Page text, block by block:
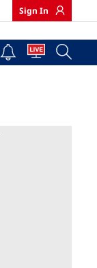
Sign In